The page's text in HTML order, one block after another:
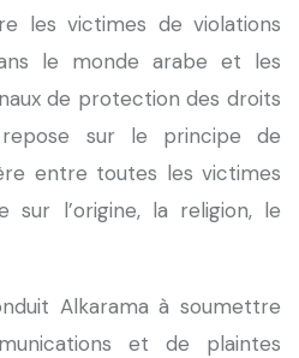
les victimes de violations
le monde arabe et les
de protection des droits
repose sur le principe de
entre toutes les victimes
sur l’origine, la religion, le
Alkarama à soumettre
et de plaintes